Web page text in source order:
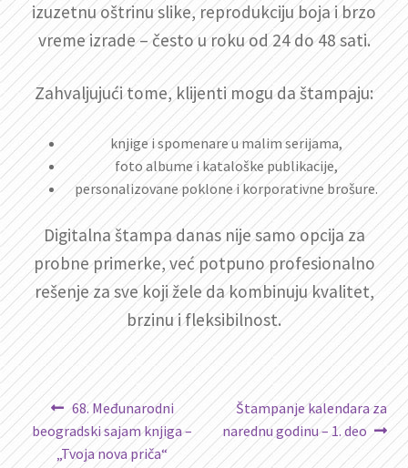
izuzetnu oštrinu slike, reprodukciju boja i brzo
vreme izrade – često u roku od 24 do 48 sati.
Zahvaljujući tome, klijenti mogu da štampaju:
knjige i spomenare u malim serijama,
foto albume i kataloške publikacije,
personalizovane poklone i korporativne brošure.
Digitalna štampa danas nije samo opcija za
probne primerke, već potpuno profesionalno
rešenje za sve koji žele da kombinuju kvalitet,
brzinu i fleksibilnost.
Kretanje
članka
Prethodni
članak:
68. Međunarodni
beogradski sajam knjiga –
„Tvoja nova priča“
Sledeći
članak:
Štampanje kalendara za
narednu godinu – 1. deo